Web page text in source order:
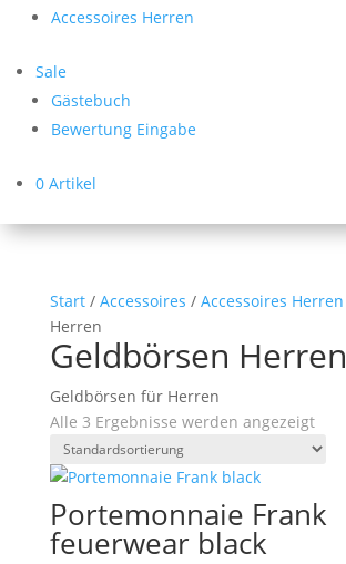
Accessoires Herren
Sale
Gästebuch
Bewertung Eingabe
0 Artikel
Start/ Accessoires / Accessoires Herren
Herren
Geldbörsen Herren
Geldbörsen für Herren
Alle 3 Ergebnisse werden angezeigt
Portemonnaie Frank
feuerwear black